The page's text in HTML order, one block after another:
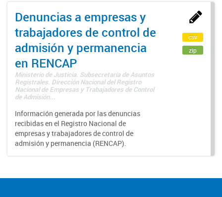
Denuncias a empresas y
trabajadores de control de
admisión y permanencia
en RENCAP
Ministerio de Justicia. Subsecretaría de Asuntos
Registrales. Dirección Nacional del Registro
Nacional de Empresas y Trabajadores de Control
de Admisión...
Información generada por las denuncias
recibidas en el Registro Nacional de
empresas y trabajadores de control de
admisión y permanencia (RENCAP).
csv
zip